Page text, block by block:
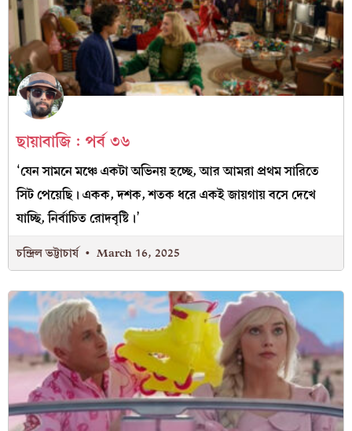
ছায়াবাজি : পর্ব ৩৬
‘যেন সামনে মঞ্চে একটা অভিনয় হচ্ছে, আর আমরা প্রথম সারিতে
সিট পেয়েছি। একক, দশক, শতক ধরে একই জায়গায় বসে দেখে
যাচ্ছি, নির্বাচিত রোদবৃষ্টি।’
চন্দ্রিল ভট্টাচার্য March 16, 2025